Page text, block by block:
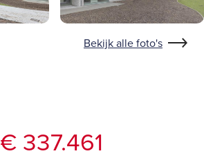
Bekijk alle foto's
€ 337.461